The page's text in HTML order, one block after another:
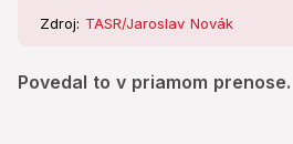
Zdroj: TASR/Jaroslav Novák
Povedal to v priamom prenose.